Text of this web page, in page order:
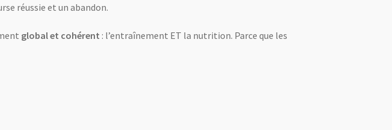
réussie et un abandon.
global et cohérent : l’entraînement ET la nutrition. Parce que les